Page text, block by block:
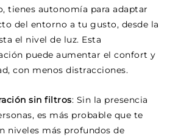
tienes autonomía para adaptar
del entorno a tu gusto, desde la
el nivel de luz. Esta
puede aumentar el confort y
con menos distracciones.
sin filtros: Sin la presencia
es más probable que te
niveles más profundos de